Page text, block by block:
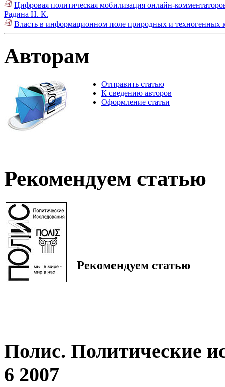
Цифровая политическая мобилизация онлайн-
Радина Н. К.
Власть в информационном поле природных и техногенных
Авторам
Отправить статью
К сведению авторов
Оформление статьи
Рекомендуем статью
Рекомендуем статью
Полис. Политические
6 2007